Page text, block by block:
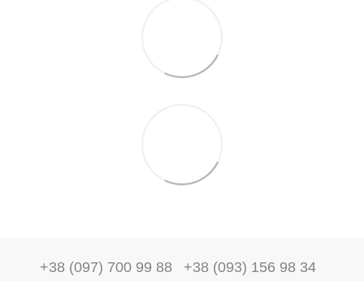
+38 (097) 700 99 88 +38 (093) 156 98 34